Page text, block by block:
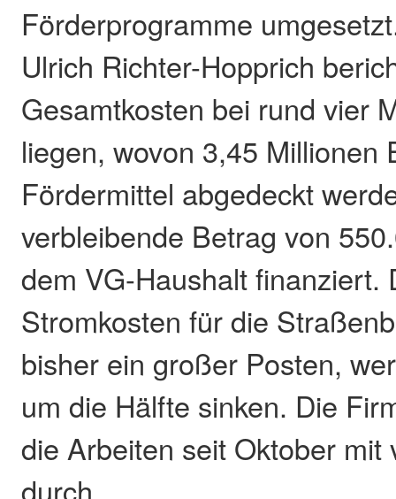
Förderprogramme
Ulrich Richter-Hopprich
Gesamtkosten bei rund vier
liegen, wovon 3,45 Millionen
Fördermittel abgedeckt
verbleibende Betrag von
dem VG-Haushalt finanziert.
Stromkosten für die
bisher ein großer Posten,
um die Hälfte sinken. Die
die Arbeiten seit Oktober mit
durch.